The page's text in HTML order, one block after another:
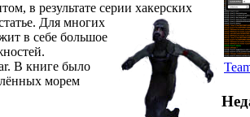
в результате серии хакерских
Для многих
в себе большое
В книге было
морем